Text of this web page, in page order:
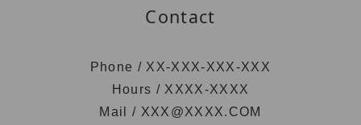
Contact
Phone / XX-XXX-XXX-XXX
Hours / XXXX-XXXX
Mail / XXX@XXXX.COM